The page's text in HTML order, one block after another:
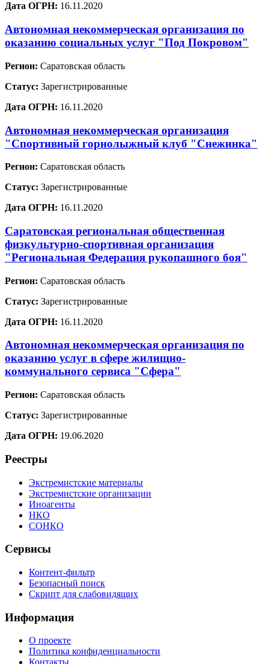
Дата ОГРН: 16.11.2020
Автономная некоммерческая организация по
оказанию социальных услуг "Под Покровом"
Регион: Саратовская область
Статус: Зарегистрированные
Дата ОГРН: 16.11.2020
Автономная некоммерческая организация
"Спортивный горнолыжный клуб "Снежинка"
Регион: Саратовская область
Статус: Зарегистрированные
Дата ОГРН: 16.11.2020
Саратовская региональная общественная
физкультурно-спортивная организация
"Региональная Федерация рукопашного боя"
Регион: Саратовская область
Статус: Зарегистрированные
Дата ОГРН: 16.11.2020
Автономная некоммерческая организация по
оказанию услуг в сфере жилищно-
коммунального сервиса "Сфера"
Регион: Саратовская область
Статус: Зарегистрированные
Дата ОГРН: 19.06.2020
Реестры
Экстремистские материалы
Экстремистские организации
Иноагенты
НКО
СОНКО
Сервисы
Контент-фильтр
Безопасный поиск
Скрипт для слабовидящих
Информация
О проекте
Политика конфиденциальности